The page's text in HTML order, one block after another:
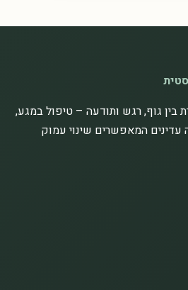
בין גוף, רגש ותודעה – טיפול במגע,
עדינים המאפשרים שינוי עמוק